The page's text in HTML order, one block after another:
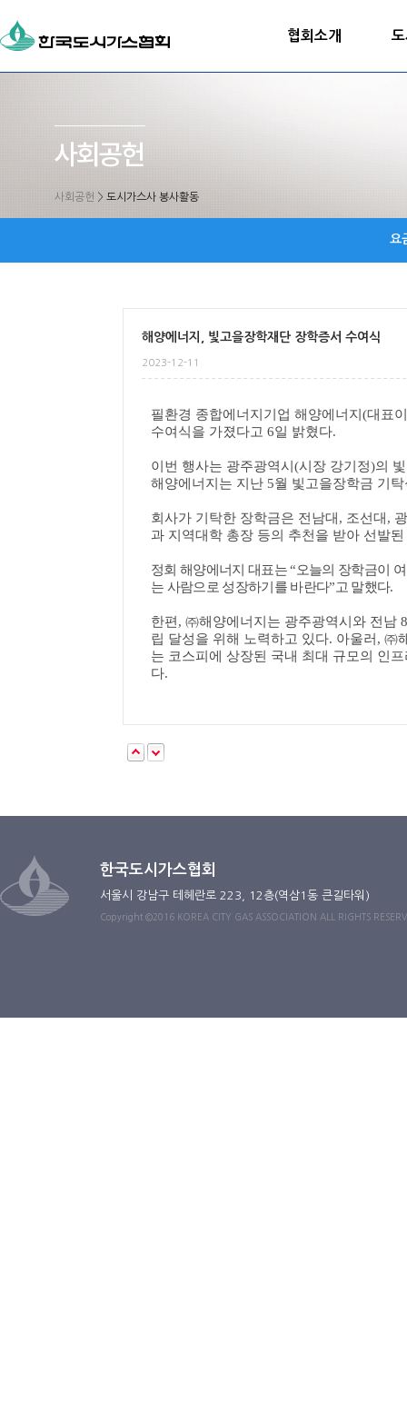
협회소개
사회공헌 > 도시가스사 봉사활동
요
해양에너지, 빛고을장학재단 장학증서 수여식
2023-12-11
필환경 종합에너지기업 해양에너지 (대표
수여식을 가졌다고 6일 밝혔다.
이번 행사는 광주광역시 (시장 강기정)의
해양에너지는 지난 5월 빛고을장학금 기
회사가 기탁한 장학금은 전남대 , 조선대 ,
과 지역대학 총장 등의 추천을 받아 선발
정회 해양에너지 대표는“오늘의 장학금이
는 사람으로 성장하기를 바란다”고 말했다.
한편 , ㈜해양에너지는 광주광역시와 전남 8
립 달성을 위해 노력하고 있다. 아울러 , ㈜
는 코스피에 상장된 국내 최대 규모의 인
다.
한국도시가스협회
서울시 강남구 테헤란로 223, 12층(역삼1동 큰길타워)
Copyright ©2016 KOREA CITY GAS ASSOCIATION ALL RIGHTS